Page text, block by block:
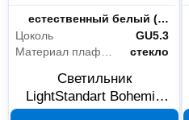
Цветность
естественный белый (3300-5000 К)
Цоколь
GU5.3
Материал плафона
стекло
Светильник
LightStandart Bohemia